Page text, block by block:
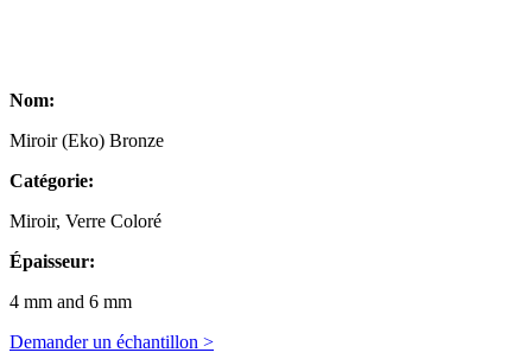
Nom:
Miroir (Eko) Bronze
Catégorie:
Miroir, Verre Coloré
Épaisseur:
4 mm and 6 mm
Demander un échantillon >